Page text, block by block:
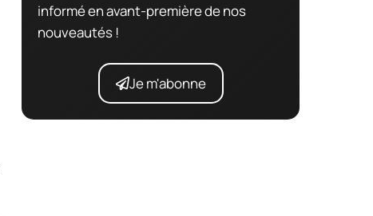
informé en avant-première de nos
nouveautés !
Je m'abonne